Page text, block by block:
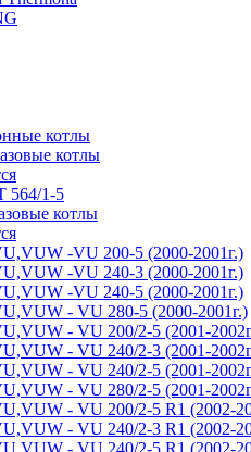
котлы
котлы
564/1-5
котлы
-VU 200-5 (2000-2001г.)
-VU 240-3 (2000-2001г.)
-VU 240-5 (2000-2001г.)
- VU 280-5 (2000-2001г.)
- VU 200/2-5 (2001-
- VU 240/2-3 (2001-
- VU 240/2-5 (2001-
- VU 280/2-5 (2001-
- VU 200/2-5 R1 (2002-
- VU 240/2-3 R1 (2002-
- VU 240/2-5 R1 (2002-